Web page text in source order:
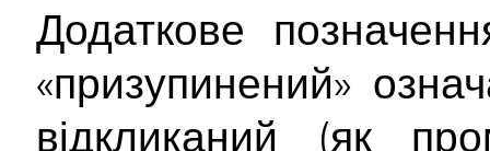
Додаткове
«призупинений»
відкликаний (як